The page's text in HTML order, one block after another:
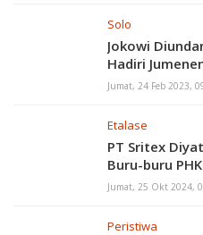
Solo
Jokowi
Hadiri
Jumat, 24 Feb 2023,
Etalase
PT Sritex
Buru-buru
Jumat, 25 Okt 2024,
Peristiwa